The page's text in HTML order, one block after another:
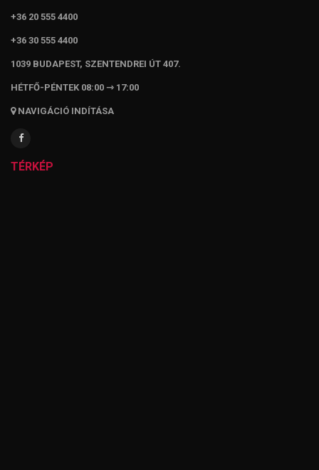
+36 20 555 4400
+36 30 555 4400
1039 BUDAPEST, SZENTENDREI ÚT 407.
HÉTFŐ-PÉNTEK 08:00 ⇾ 17:00
NAVIGÁCIÓ INDÍTÁSA
TÉRKÉP